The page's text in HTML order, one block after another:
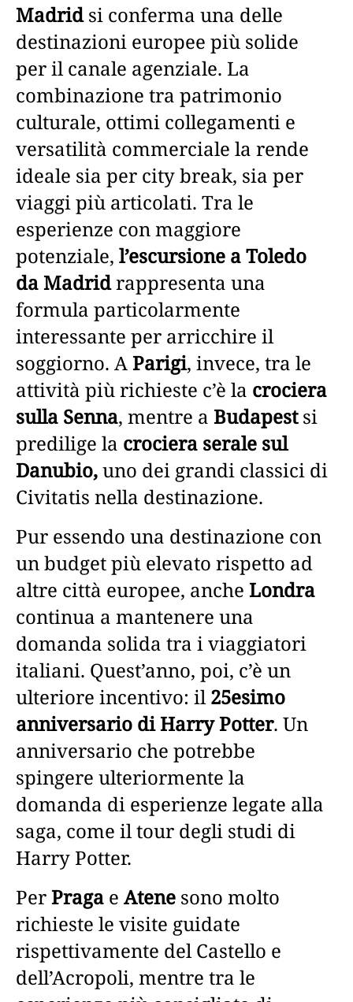
Madridsi conferma una delle
destinazioni europee più solide
per il canale agenziale. La
combinazione tra patrimonio
culturale, ottimi collegamenti e
versatilità commerciale la rende
ideale sia per city break, sia per
viaggi più articolati. Tra le
esperienze con maggiore
potenziale, l’escursione a Toledo
da Madridrappresenta una
formula particolarmente
interessante per arricchire il
soggiorno. AParigi, invece, tra le
attività più richieste c’è la crociera
sulla Senna, mentre a Budapestsi
predilige la crociera serale sul
Danubio,uno dei grandi classici di
Civitatis nella destinazione.
Pur essendo una destinazione con
un budget più elevato rispetto ad
altre città europee, anche Londra
continua a mantenere una
domanda solida tra i viaggiatori
italiani. Quest’anno, poi, c’è un
ulteriore incentivo: il25esimo
anniversario di Harry Potter. Un
anniversario che potrebbe
spingere ulteriormente la
domanda di esperienze legate alla
saga, come il tour degli studi di
Harry Potter.
PerPraga e Atene sono molto
richieste le visite guidate
rispettivamente del Castello e
dell’Acropoli, mentre tra le